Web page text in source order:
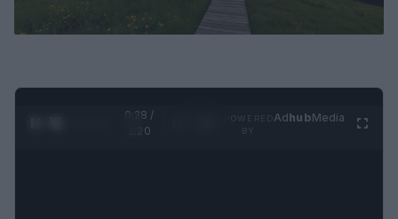
0:29 /
1:20
AdhubMedia